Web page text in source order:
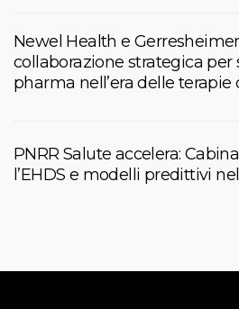
Newel Health e
collaborazione strategica per
pharma nell’era delle
PNRR Salute accelera:
l’EHDS e modelli predittivi